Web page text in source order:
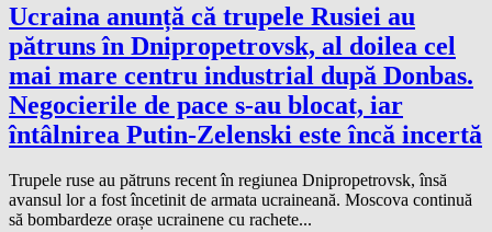
Ucraina anunță că trupele Rusiei au
pătruns în Dnipropetrovsk, al doilea cel
mai mare centru industrial după Donbas.
Negocierile de pace s-au blocat, iar
întâlnirea Putin-Zelenski este încă incertă
Trupele ruse au pătruns recent în regiunea Dnipropetrovsk, însă
avansul lor a fost încetinit de armata ucraineană. Moscova continuă
să bombardeze orașe ucrainene cu rachete...